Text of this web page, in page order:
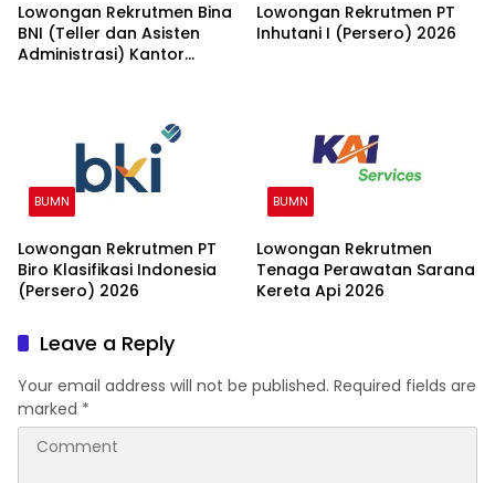
Lowongan Rekrutmen Bina
BNI (Teller dan Asisten
Administrasi) Kantor
Lowongan Rekrutmen PT
Inhutani I (Persero) 2026
BUMN
Lowongan Rekrutmen PT
Biro Klasifikasi Indonesia
(Persero) 2026
BUMN
Lowongan Rekrutmen
Tenaga Perawatan Sarana
Kereta Api 2026
Leave a Reply
Your email address will not be published. Required fields are
marked *